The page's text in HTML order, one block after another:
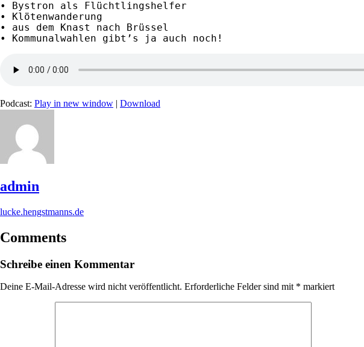
• Bystron als Flüchtlingshelfer
• Klötenwanderung
• aus dem Knast nach Brüssel
• Kommunalwahlen gibt’s ja auch noch!
Podcast: Play in new window | Download
admin
lucke.hengstmanns.de
Comments
Schreibe einen Kommentar
Deine E-Mail-Adresse wird nicht veröffentlicht. Erforderliche Felder sind mit * markiert